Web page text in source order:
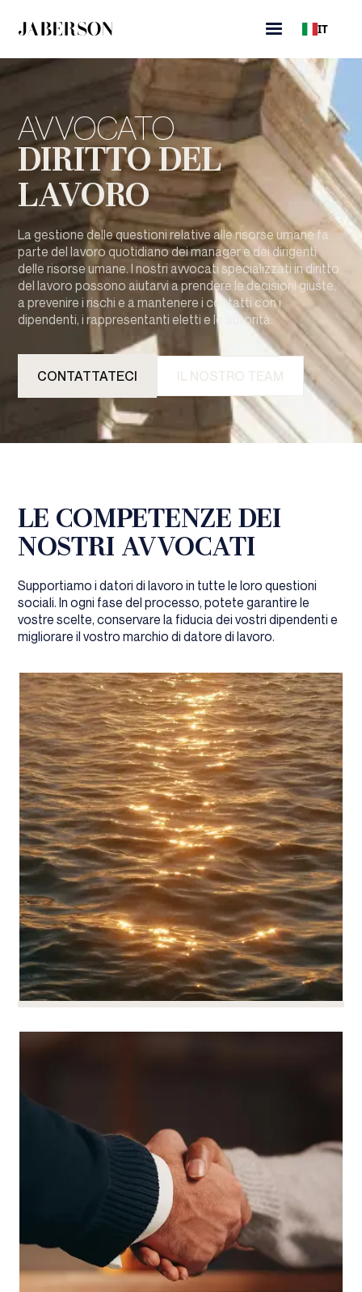
IT
AVVOCATO
DIRITTO DEL
LAVORO
La gestione delle questioni relative alle risorse umane fa
parte del lavoro quotidiano dei manager e dei dirigenti
delle risorse umane. I nostri avvocati specializzati in diritto
del lavoro possono aiutarvi a prendere le decisioni giuste,
a prevenire i rischi e a mantenere i contatti con i
dipendenti, i rappresentanti eletti e le autorità.
CONTATTATECI IL NOSTRO TEAM
LE COMPETENZE DEI
NOSTRI AVVOCATI
Supportiamo i datori di lavoro in tutte le loro questioni
sociali. In ogni fase del processo, potete garantire le
vostre scelte, conservare la fiducia dei vostri dipendenti e
migliorare il vostro marchio di datore di lavoro.
Sviluppare il dialogo sociale e le
relazioni collettive
marchio del datore di lavoro.
La contrattazione collettiva ci permette di
adattare le regole alle esigenze dell'azienda e di
sostenere il cambiamento.
Possiamo aiutarvi a strutturare le vostre relazioni
industriali, a garantire i vostri contratti collettivi e a
gestire le controversie collettive.